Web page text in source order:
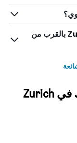
ما هو الفندق الجيد في Zurich City Centre بالقرب من
اعثر على نتائج أفضل لإقامتك في Zurich